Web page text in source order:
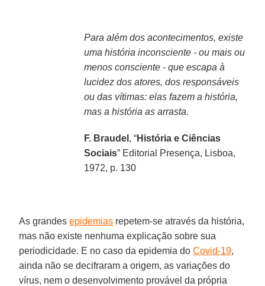
Para além dos acontecimentos, existe
uma história inconsciente - ou mais ou
menos consciente - que escapa à
lucidez dos atores, dos responsáveis
ou das vítimas: elas fazem a história,
mas a história as arrasta.
F. Braudel , “História e Ciências
Sociais” Editorial Presença, Lisboa,
1972, p. 130
As grandesepidemias repetem-se através da história,
mas não existe nenhuma explicação sobre sua
periodicidade. E no caso da epidemia doCovid-19,
ainda não se decifraram a origem, as variações do
vírus, nem o desenvolvimento provável da própria